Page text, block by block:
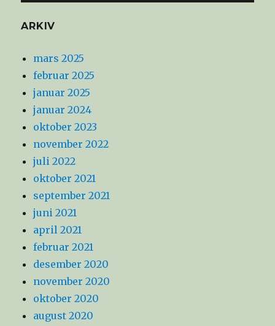
ARKIV
mars 2025
februar 2025
januar 2025
januar 2024
oktober 2023
november 2022
juli 2022
oktober 2021
september 2021
juni 2021
april 2021
februar 2021
desember 2020
november 2020
oktober 2020
august 2020